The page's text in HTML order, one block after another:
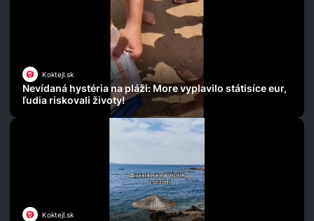
Koktejl.sk
Nevídaná hystéria na pláži: More vyplavilo státisíce eur,
ľudia riskovali životy!
Koktejl.sk